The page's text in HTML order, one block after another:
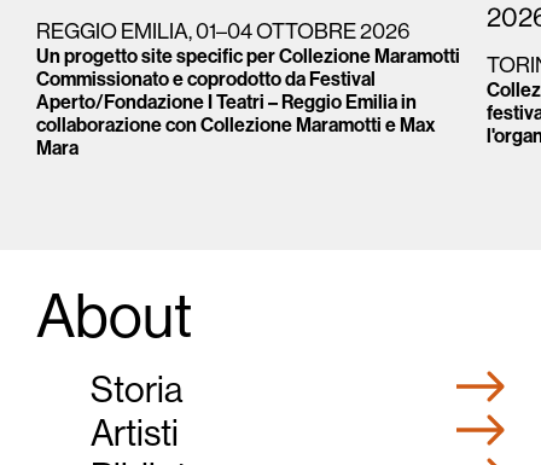
REGGIO EMILIA, 01–04 OTTOBRE 2026
Un progetto site specific per Collezione Maramotti
Commissionato e coprodotto da Festival
Aperto/Fondazione I Teatri – Reggio Emilia in
collaborazione con Collezione Maramotti e Max
Mara
About
Storia
Artisti